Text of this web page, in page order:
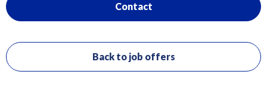
Contact
Back to job offers